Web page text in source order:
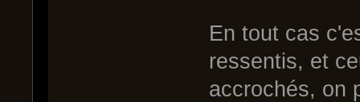
En tout cas
ressentis, et
accrochés, on